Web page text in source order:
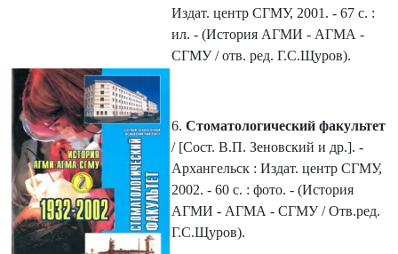
Издат. центр СГМУ, 2001. - 67 с. :
ил. - (История АГМИ - АГМА -
СГМУ / отв. ред. Г.С.Щуров).
6. Стоматологический факультет
/ [Сост. В.П. Зеновский и др.]. -
Архангельск : Издат. центр СГМУ,
2002. - 60 с. : фото. - (История
АГМИ - АГМА - СГМУ / Отв.ред.
Г.С.Щуров).